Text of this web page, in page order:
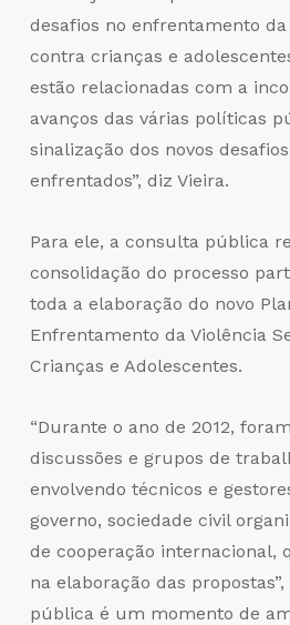
desafios no enfrentamento
contra crianças e
estão relacionadas com a
avanços das várias políticas
sinalização dos novos
enfrentados”, diz Vieira.
Para ele, a consulta pública
consolidação do processo
toda a elaboração do novo
Enfrentamento da Violência
Crianças e Adolescentes.
“Durante o ano de 2012,
discussões e grupos de
envolvendo técnicos e
governo, sociedade civil
de cooperação internacional,
na elaboração das
pública é um momento de